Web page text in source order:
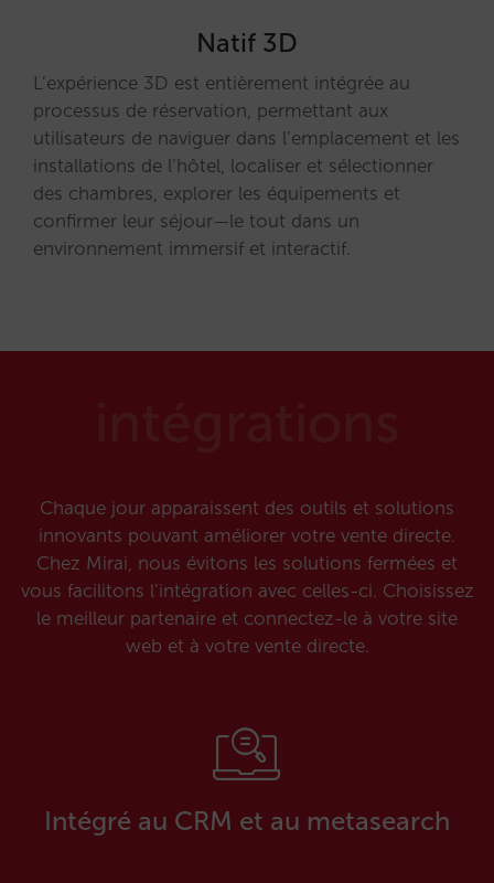
Natif 3D
L’expérience 3D est entièrement intégrée au
processus de réservation, permettant aux
utilisateurs de naviguer dans l’emplacement et les
installations de l’hôtel, localiser et sélectionner
des chambres, explorer les équipements et
confirmer leur séjour—le tout dans un
environnement immersif et interactif.
Chaque jour apparaissent des outils et solutions
innovants pouvant améliorer votre vente directe.
Chez Mirai, nous évitons les solutions fermées et
vous facilitons l’intégration avec celles-ci. Choisissez
le meilleur partenaire et connectez-le à votre site
web et à votre vente directe.
Intégré au CRM et au metasearch